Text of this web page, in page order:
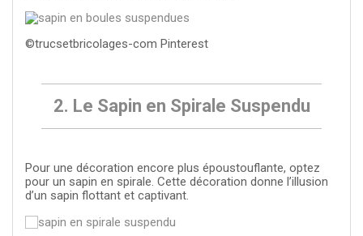
©trucsetbricolages-com Pinterest
2. Le Sapin en Spirale Suspendu
Pour une décoration encore plus époustouflante, optez
pour un sapin en spirale. Cette décoration donne l’illusion
d’un sapin flottant et captivant.